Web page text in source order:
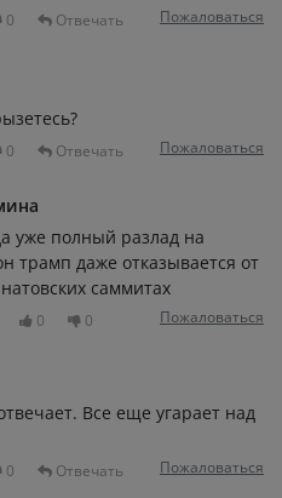
0 Отвечать Пожаловаться
0 Отвечать Пожаловаться
уже полный разлад на
трамп даже отказывается от
саммитах
0 0 Пожаловаться
Все еще угарает над
0 Отвечать Пожаловаться